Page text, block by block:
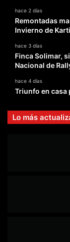
hace 2 días
Remontadas
Invierno de
hace 3 días
Finca Solimar,
Nacional de
hace 4 días
Triunfo en casa
Lo más